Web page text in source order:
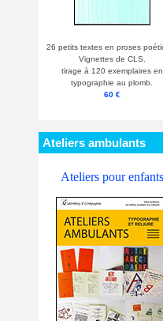
26 petits textes en proses
Vignettes de CLS.
tirage à 120 exemplaires en
typographie au plomb.
60 €
Ateliers ambulants
Ateliers pour enfants